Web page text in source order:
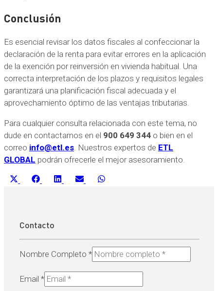
Conclusión
Es esencial revisar los datos fiscales al confeccionar la
declaración de la renta para evitar errores en la aplicación
de la exención por reinversión en vivienda habitual. Una
correcta interpretación de los plazos y requisitos legales
garantizará una planificación fiscal adecuada y el
aprovechamiento óptimo de las ventajas tributarias.
Para cualquier consulta relacionada con este tema, no
dude en contactarnos en el 900 649 344 o bien en el
correo info@etl.es. Nuestros expertos de ETL
GLOBAL podrán ofrecerle el mejor asesoramiento.
CompartirCompartir
FacebookCompartir
LinkedInCompartir
Email
Contacto
Nombre Completo *
Email *